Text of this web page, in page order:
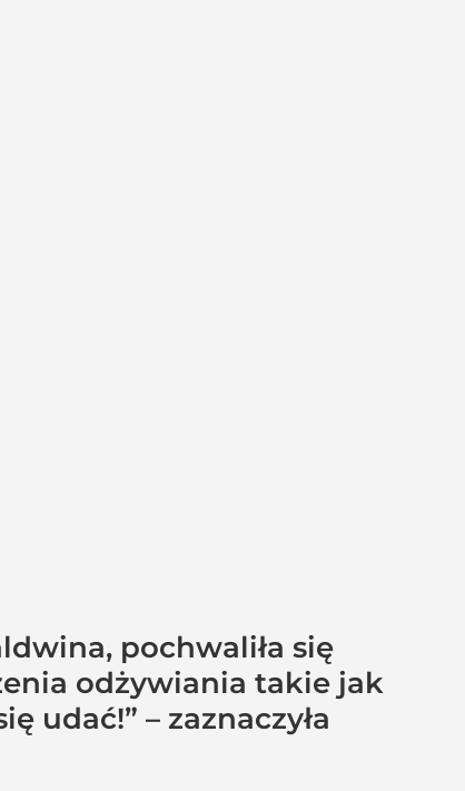
pochwaliła się
odżywiania takie jak
udać!” – zaznaczyła